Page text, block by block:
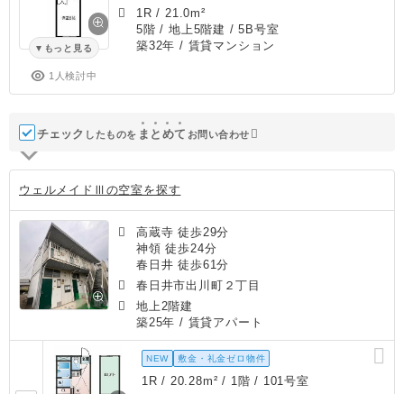
もっと見る
1人検討中
1R / 21.0m²
5階 / 地上5階建 / 5B号室
築32年 / 賃貸マンション
チェック したものを ま と めて お問い合わせ
ウェルメイドⅢの空室を探す
高蔵寺 徒歩29分
神領 徒歩24分
春日井 徒歩61分
春日井市出川町２丁目
地上2階建
築25年 / 賃貸アパート
NEW 敷金・礼金ゼロ物件
1R / 20.28m² / 1階 / 101号室